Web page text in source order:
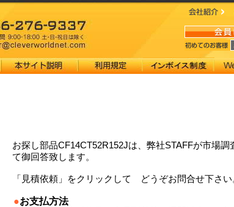
お探し部品CF14CT52R152Jは、弊社STAFFが市場調
て御回答致します。
「見積依頼」をクリックして どうぞお問合せ下さい
●お支払方法